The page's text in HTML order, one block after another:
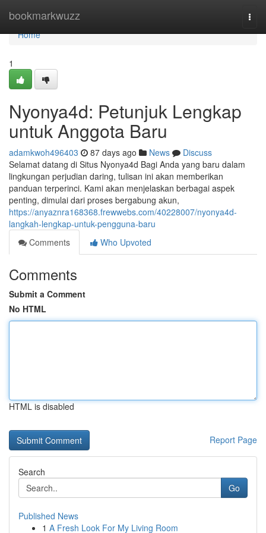
bookmarkwuzz
Home
Home
1
Nyonya4d: Petunjuk Lengkap
untuk Anggota Baru
adamkwoh496403 87 days ago News
Discuss
Selamat datang di Situs Nyonya4d Bagi Anda yang baru dalam
lingkungan perjudian daring, tulisan ini akan memberikan
panduan terperinci. Kami akan menjelaskan berbagai aspek
penting, dimulai dari proses bergabung akun,
https://anyaznra168368.frewwebs.com/40228007/nyonya4d-
langkah-lengkap-untuk-pengguna-baru
Comments
Who Upvoted
Comments
Submit a Comment
No HTML
HTML is disabled
Report Page
Search
Go
Published News
1 A Fresh Look For My Living Room